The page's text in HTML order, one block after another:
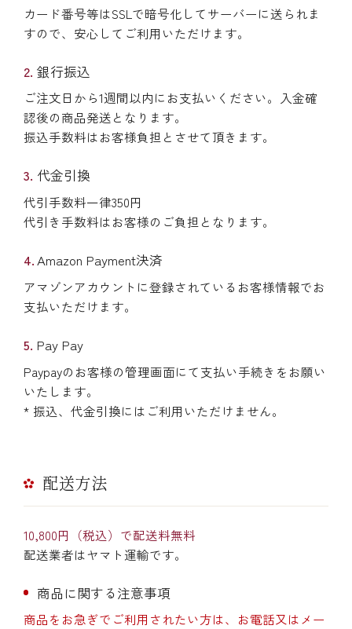
カード番号等はSSLで暗号化してサーバーに送られま
すので、安心してご利用いただけます。
銀行振込
ご注文日から1週間以内にお支払いください。入金確
認後の商品発送となります。
振込手数料はお客様負担とさせて頂きます。
代金引換
代引手数料一律350円
代引き手数料はお客様のご負担となります。
Amazon Payment決済
アマゾンアカウントに登録されているお客様情報でお
支払いただけます。
Pay Pay
Paypayのお客様の管理画面にて支払い手続きをお願い
いたします。
* 振込、代金引換にはご利用いただけません。
配送方法
10,800円（税込）で配送料無料
配送業者はヤマト運輸です。
商品に関する注意事項
商品をお急ぎでご利用されたい方は、お電話又はメー